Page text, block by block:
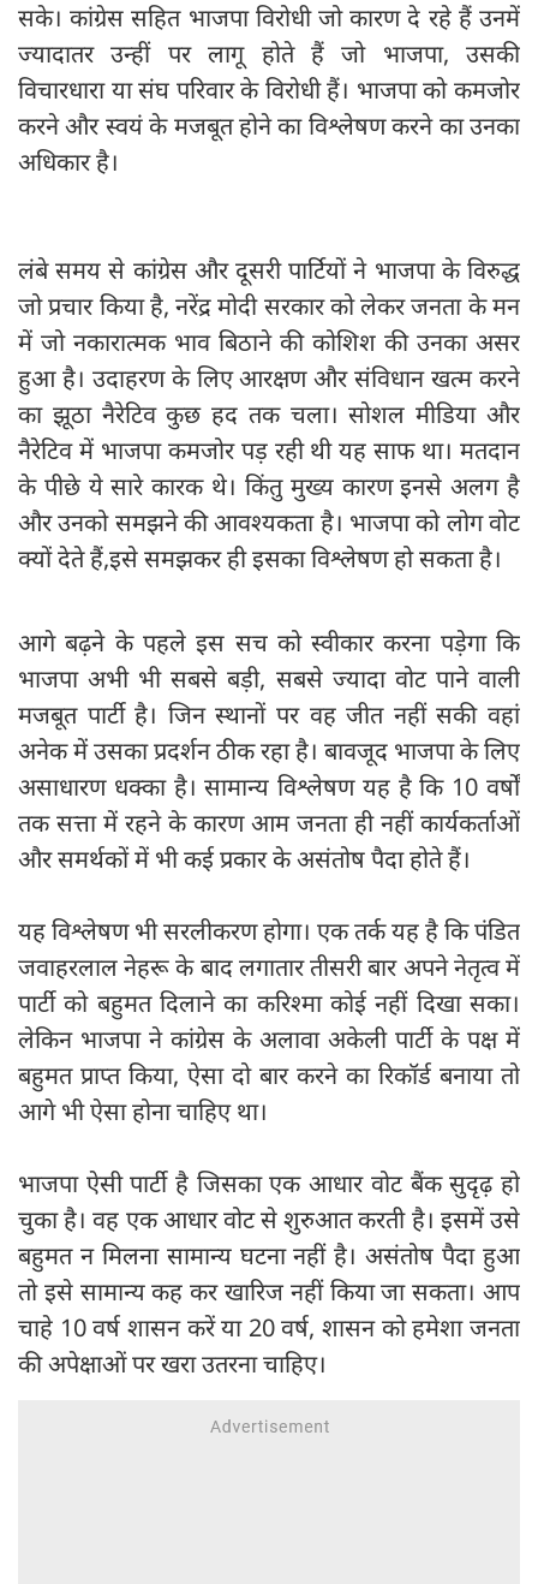
सके। कांग्रेस सहित भाजपा विरोधी जो कारण दे रहे हैं उनमें
ज्यादातर उन्हीं पर लागू होते हैं जो भाजपा, उसकी
विचारधारा या संघ परिवार के विरोधी हैं। भाजपा को कमजोर
करने और स्वयं के मजबूत होने का विश्लेषण करने का उनका
अधिकार है।
लंबे समय से कांग्रेस और दूसरी पार्टियों ने भाजपा के विरुद्ध
जो प्रचार किया है, नरेंद्र मोदी सरकार को लेकर जनता के मन
में जो नकारात्मक भाव बिठाने की कोशिश की उनका असर
हुआ है। उदाहरण के लिए आरक्षण और संविधान खत्म करने
का झूठा नैरेटिव कुछ हद तक चला। सोशल मीडिया और
नैरेटिव में भाजपा कमजोर पड़ रही थी यह साफ था। मतदान
के पीछे ये सारे कारक थे। किंतु मुख्य कारण इनसे अलग है
और उनको समझने की आवश्यकता है। भाजपा को लोग वोट
क्यों देते हैं,इसे समझकर ही इसका विश्लेषण हो सकता है।
आगे बढ़ने के पहले इस सच को स्वीकार करना पड़ेगा कि
भाजपा अभी भी सबसे बड़ी, सबसे ज्यादा वोट पाने वाली
मजबूत पार्टी है। जिन स्थानों पर वह जीत नहीं सकी वहां
अनेक में उसका प्रदर्शन ठीक रहा है। बावजूद भाजपा के लिए
असाधारण धक्का है। सामान्य विश्लेषण यह है कि 10 वर्षों
तक सत्ता में रहने के कारण आम जनता ही नहीं कार्यकर्ताओं
और समर्थकों में भी कई प्रकार के असंतोष पैदा होते हैं।
यह विश्लेषण भी सरलीकरण होगा। एक तर्क यह है कि पंडित
जवाहरलाल नेहरू के बाद लगातार तीसरी बार अपने नेतृत्व में
पार्टी को बहुमत दिलाने का करिश्मा कोई नहीं दिखा सका।
लेकिन भाजपा ने कांग्रेस के अलावा अकेली पार्टी के पक्ष में
बहुमत प्राप्त किया, ऐसा दो बार करने का रिकॉर्ड बनाया तो
आगे भी ऐसा होना चाहिए था।
भाजपा ऐसी पार्टी है जिसका एक आधार वोट बैंक सुदृढ़ हो
चुका है। वह एक आधार वोट से शुरुआत करती है। इसमें उसे
बहुमत न मिलना सामान्य घटना नहीं है। असंतोष पैदा हुआ
तो इसे सामान्य कह कर खारिज नहीं किया जा सकता। आप
चाहे 10 वर्ष शासन करें या 20 वर्ष, शासन को हमेशा जनता
की अपेक्षाओं पर खरा उतरना चाहिए।